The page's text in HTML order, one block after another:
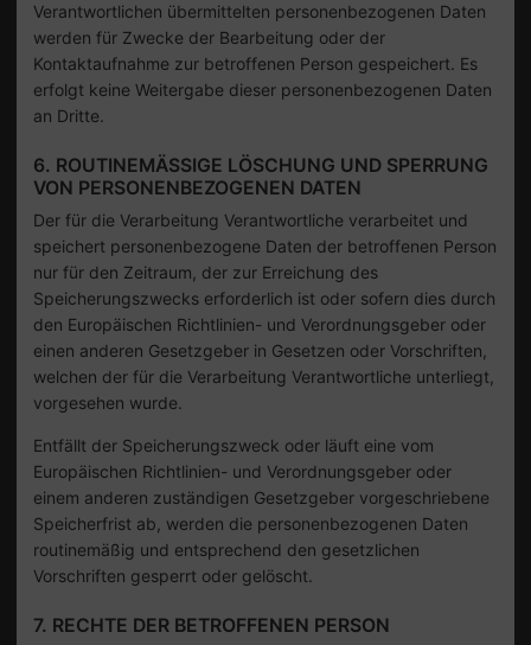
Verantwortlichen übermittelten personenbezogenen Daten
werden für Zwecke der Bearbeitung oder der
Kontaktaufnahme zur betroffenen Person gespeichert. Es
erfolgt keine Weitergabe dieser personenbezogenen Daten
an Dritte.
6. ROUTINEMÄSSIGE LÖSCHUNG UND SPERRUNG V
ON PERSONENBEZOGENEN DATEN
Der für die Verarbeitung Verantwortliche verarbeitet und
speichert personenbezogene Daten der betroffenen Person
nur für den Zeitraum, der zur Erreichung des
Speicherungszwecks erforderlich ist oder sofern dies durch
den Europäischen Richtlinien- und Verordnungsgeber oder
einen anderen Gesetzgeber in Gesetzen oder Vorschriften,
welchen der für die Verarbeitung Verantwortliche unterliegt,
vorgesehen wurde.
Entfällt der Speicherungszweck oder läuft eine vom
Europäischen Richtlinien- und Verordnungsgeber oder
einem anderen zuständigen Gesetzgeber vorgeschriebene
Speicherfrist ab, werden die personenbezogenen Daten
routinemäßig und entsprechend den gesetzlichen
Vorschriften gesperrt oder gelöscht.
7. RECHTE DER BETROFFENEN PERSON